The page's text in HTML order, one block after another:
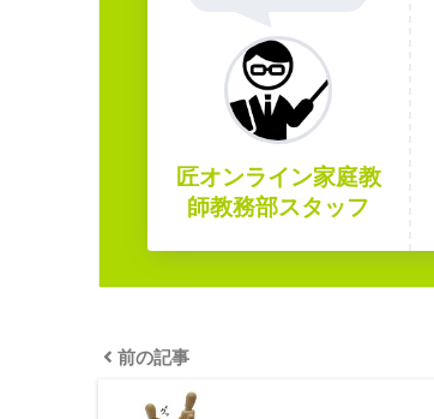
匠オンライン家庭教
師教務部スタッフ
前の記事